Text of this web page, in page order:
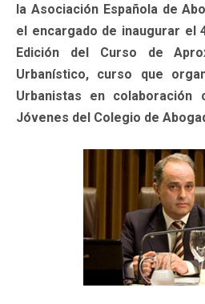
la Asociación Española de
el encargado de inaugurar el
Edición del Curso de
Urbanístico, curso que
Urbanistas en colaboración
Jóvenes del Colegio de